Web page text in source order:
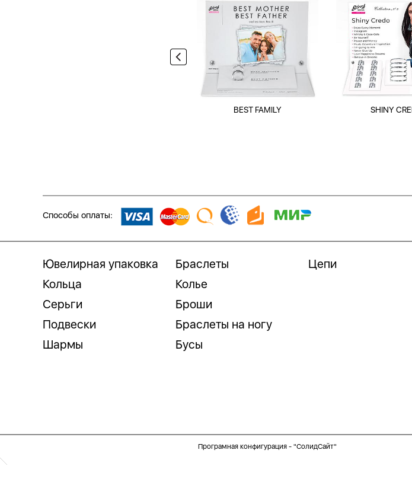
BEST FAMILY SHINY
Способы оплаты:
Ювелирная упаковка
Кольца
Серьги
Подвески
Шармы
Браслеты
Колье
Броши
Браслеты на ногу
Бусы
Цепи
Програмная конфигурация - "СолидСайт"